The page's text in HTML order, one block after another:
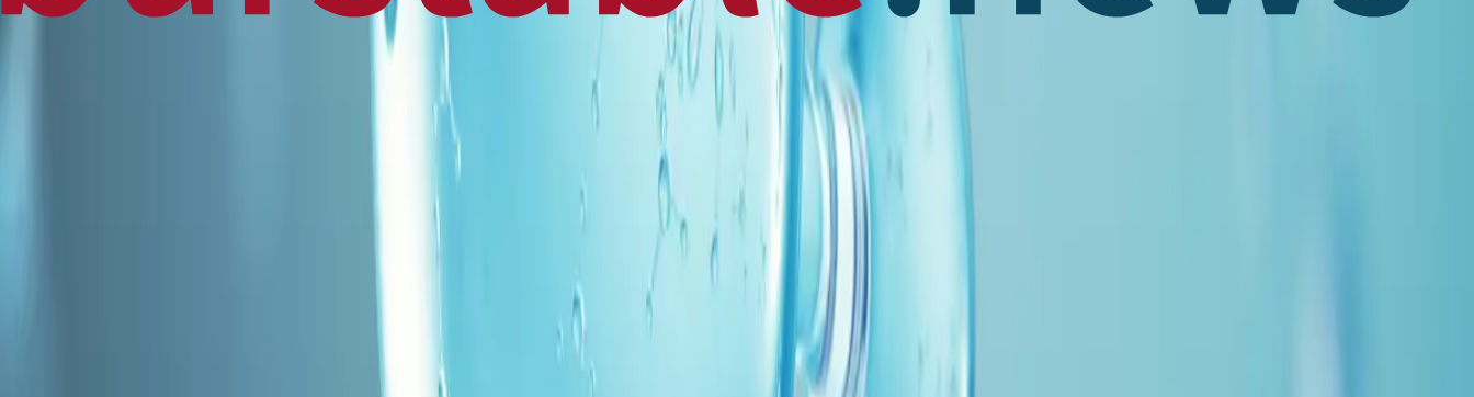
HomeBusiness World Press ReleaseFinance Canadian News